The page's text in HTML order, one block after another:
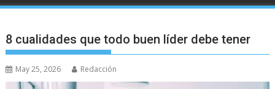
8 cualidades que todo buen líder debe tener
May 25, 2026 Redacción